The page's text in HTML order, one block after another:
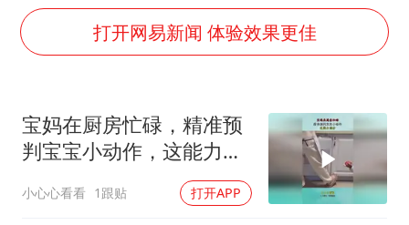
浙江海域将现5到8米巨浪到狂浪
《龙餐馆》 冲奖
于东来回应胖东来近25年老店年底关闭
笔试第一被劝弃考涉事副校长被撤职
打开网易新闻 体验效果更佳
宝妈在厨房忙碌，精准预
判宝宝小动作，这能力满
小心心看看 1跟贴 打开APP